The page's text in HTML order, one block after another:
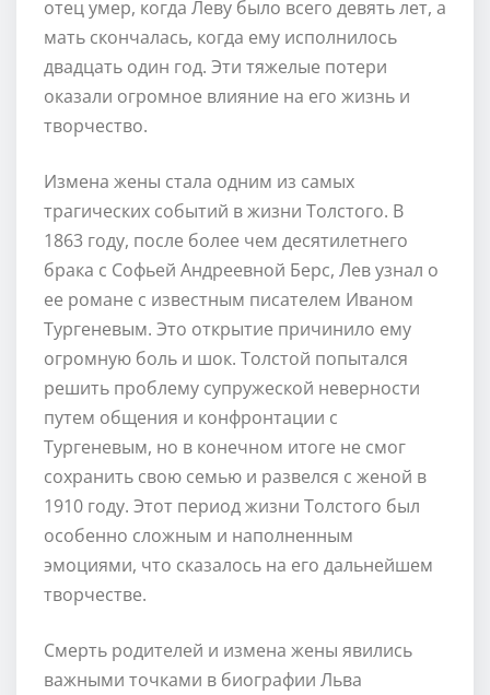
отец умер, когда Леву было всего девять лет, а
мать скончалась, когда ему исполнилось
двадцать один год. Эти тяжелые потери
оказали огромное влияние на его жизнь и
творчество.
Измена жены стала одним из самых
трагических событий в жизни Толстого. В
1863 году, после более чем десятилетнего
брака с Софьей Андреевной Берс, Лев узнал о
ее романе с известным писателем Иваном
Тургеневым. Это открытие причинило ему
огромную боль и шок. Толстой попытался
решить проблему супружеской неверности
путем общения и конфронтации с
Тургеневым, но в конечном итоге не смог
сохранить свою семью и развелся с женой в
1910 году. Этот период жизни Толстого был
особенно сложным и наполненным
эмоциями, что сказалось на его дальнейшем
творчестве.
Смерть родителей и измена жены явились
важными точками в биографии Льва